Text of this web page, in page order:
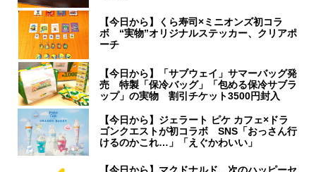
【今日から】くら寿司×ミニオンズ初コラ
ボ “実物”オリジナルステッカー、クリアポ
ーチ
【今日から】「サブウェイ」サマーバッグ発
売 特製「保冷バッグ」「包める保冷サブラ
ップ」の実物 割引チケット3500円封入
【今日から】ジェラート ピケ カフェ×ドラ
ゴンクエストが初コラボ SNS「おっさん行
けるのかこれ…」「えぐかわいい」